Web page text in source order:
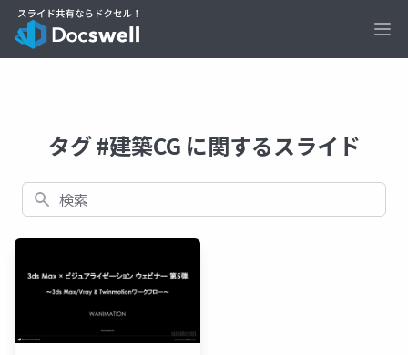
タグ #建築CG に関するスライド
検索